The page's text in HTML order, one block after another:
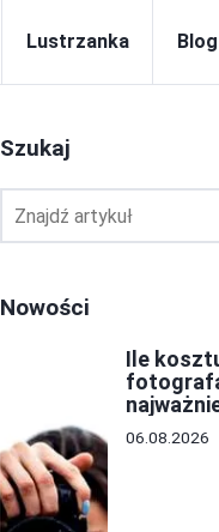
Lustrzanka Blog
Szukaj
Nowości
Ile
cenach
06.08.2026